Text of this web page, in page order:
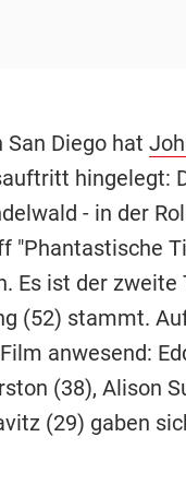
Diego hat
hingelegt:
- in der
"Phantastische
Es ist der
(52) stammt.
anwesend:
(38), Alison
(29) gaben